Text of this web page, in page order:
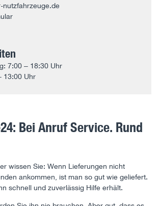
nutzfahrzeuge.de
7:00 – 18:30 Uhr
13:00 Uhr
Bei Anruf Service. Rund
wissen Sie: Wenn Lieferungen nicht
ankommen, ist man so gut wie geliefert.
schnell und zuverlässig Hilfe erhält.